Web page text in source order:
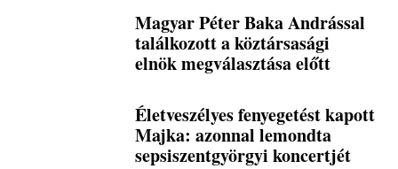
Magyar Péter Baka Andrással
találkozott a köztársasági
elnök megválasztása előtt
Életveszélyes fenyegetést kapott
Majka: azonnal lemondta
sepsiszentgyörgyi koncertjét